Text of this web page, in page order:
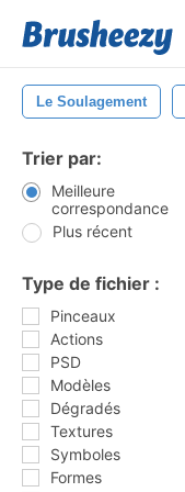
Le Soulagement
Trier par:
Meilleure
correspondance
Plus récent
Type de fichier :
Pinceaux
Actions
PSD
Modèles
Dégradés
Textures
Symboles
Formes